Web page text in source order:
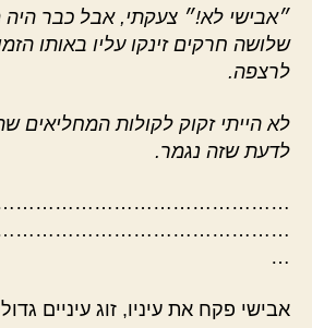
״אבישי לא!״ צעקתי, אבל כבר היה
שלושה חרקים זינקו עליו באותו
לרצפה.
לא הייתי זקוק לקולות המחליאים
לדעת שזה נגמר.
…
אבישי פקח את עיניו, זוג עיניים